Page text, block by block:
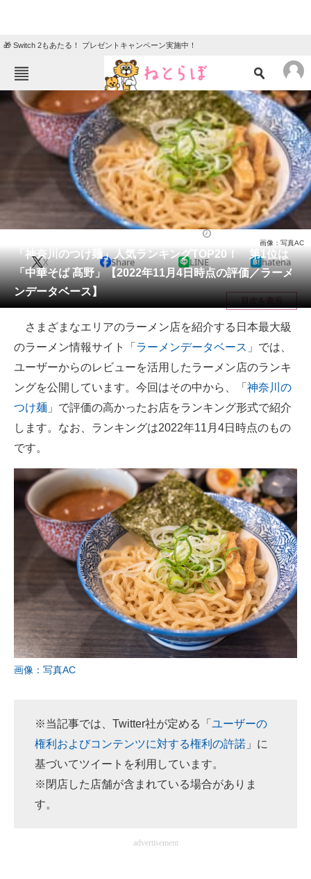
🎁 Switch 2もあたる！ プレゼントキャンペーン実施中！
ねとらぼメニュー
TOP ニュース
エンタメ クイズ
地域
住まい 教育・育児
リサーチ
会員記事
メディア
注目記事を集めた総合ページ
ITの今と未来を見通す
スマホと通信の最新トレンド
進化するPCとデバイスの未来
好きが集まる 比べて選べる
AI活用のいまが分かる
企業ITのトレンドを詳説
経営リーダーのコミュニティ
マーケ×ITの今がよく分かる
ITエンジニア向け専門サイト
企業向けIT製品の総合サイト
IT製品の技術・比較・事例
モノづくり技術者専門サイト
エレクトロニクス専門サイト
電子設計の基本と応用
建設×テクノロジーの最前線
「神奈川のつけ麺」人気ランキングTOP20！ 第1位は
「中華そば 髙野」【2022年11月4日時点の評価／ラーメ
ンデータベース】
画像：写真AC
X Share LINE hatena
目次を表示
さまざまなエリアのラーメン店を紹介する日本最大級
のラーメン情報サイト「 ラーメンデータベース 」では、
ユーザーからのレビューを活用したラーメン店のランキ
ングを公開しています。今回はその中から、「 神奈川の
つけ麺 」で評価の高かったお店をランキング形式で紹介
します。なお、ランキングは2022年11月4日時点のもの
です。
画像：写真AC
※当記事では、Twitter社が定める「 ユーザーの
権利およびコンテンツに対する権利の許諾 」に
基づいてツイートを利用しています。
※閉店した店舗が含まれている場合がありま
す。
advertisement